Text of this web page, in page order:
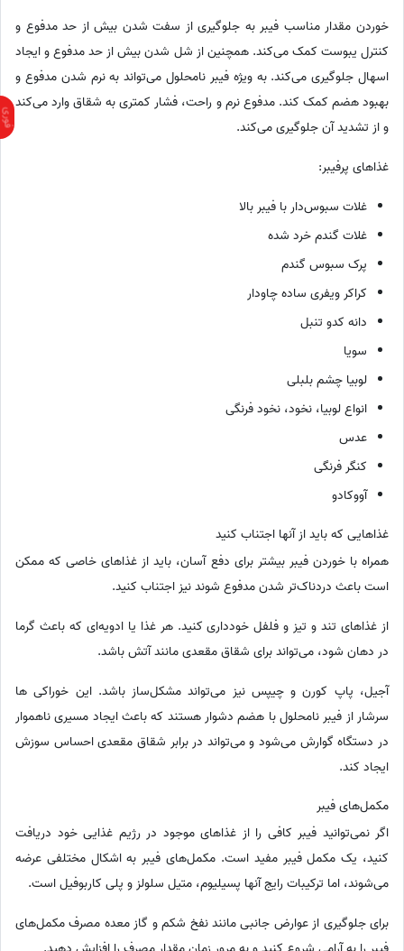
خوردن مقدار مناسب فیبر به جلوگیری از سفت شدن بیش از حد مدفوع و
کنترل یبوست کمک می‌کند. همچنین از شل شدن بیش از حد مدفوع و ایجاد
اسهال جلوگیری می‌کند. به ویژه فیبر نامحلول می‌تواند به نرم شدن مدفوع و
بهبود هضم کمک کند. مدفوع نرم و راحت، فشار کمتری به شقاق وارد می‌کند
و از تشدید آن جلوگیری می‌کند.
غذاهای پرفیبر:
غلات سبوس‌دار با فیبر بالا
غلات گندم خرد شده
پرک سبوس گندم
کراکر ویفری ساده چاودار
دانه کدو تنبل
سویا
لوبیا چشم بلبلی
انواع لوبیا، نخود، نخود فرنگی
عدس
کنگر فرنگی
آووکادو
غذاهایی که باید از آنها اجتناب کنید
همراه با خوردن فیبر بیشتر برای دفع آسان، باید از غذاهای خاصی که ممکن
است باعث دردناک‌تر شدن مدفوع شوند نیز اجتناب کنید.
از غذاهای تند و تیز و فلفل خودداری کنید. هر غذا یا ادویه‌ای که باعث گرما
در دهان شود، می‌تواند برای شقاق مقعدی مانند آتش باشد.
آجیل، پاپ کورن و چیپس نیز می‌تواند مشکل‌ساز باشد. این خوراکی ها
سرشار از فیبر نامحلول با هضم دشوار هستند که باعث ایجاد مسیری ناهموار
در دستگاه گوارش می‌شود و می‌تواند در برابر شقاق مقعدی احساس سوزش
ایجاد کند.
مکمل‌های فیبر
اگر نمی‌توانید فیبر کافی را از غذاهای موجود در رژیم غذایی خود دریافت
کنید، یک مکمل فیبر مفید است. مکمل‌های فیبر به اشکال مختلفی عرضه
می‌شوند، اما ترکیبات رایج آنها پسیلیوم، متیل سلولز و پلی کاربوفیل است.
برای جلوگیری از عوارض جانبی مانند نفخ شکم و گاز معده مصرف مکمل‌های